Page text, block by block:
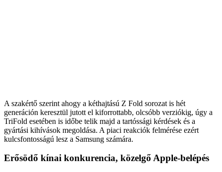
A szakértő szerint ahogy a kéthajtású Z Fold sorozat is hét
generáción keresztül jutott el kiforrottabb, olcsóbb verziókig, úgy a
TriFold esetében is időbe telik majd a tartóssági kérdések és a
gyártási kihívások megoldása. A piaci reakciók felmérése ezért
kulcsfontosságú lesz a Samsung számára.
Erősödő kínai konkurencia, közelgő Apple-belépés